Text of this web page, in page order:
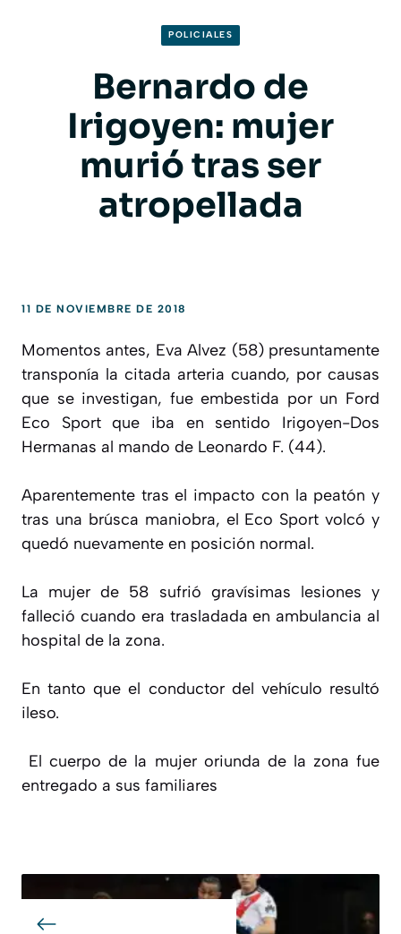
POLICIALES
Bernardo de
Irigoyen: mujer
murió tras ser
atropellada
11 DE NOVIEMBRE DE 2018
Momentos antes, Eva Alvez (58) presuntamente
transponía la citada arteria cuando, por causas
que se investigan, fue embestida por un Ford
Eco Sport que iba en sentido Irigoyen-Dos
Hermanas al mando de Leonardo F. (44).
Aparentemente tras el impacto con la peatón y
tras una brúsca maniobra, el Eco Sport volcó y
quedó nuevamente en posición normal.
La mujer de 58 sufrió gravísimas lesiones y
falleció cuando era trasladada en ambulancia al
hospital de la zona.
En tanto que el conductor del vehículo resultó
ileso.
El cuerpo de la mujer oriunda de la zona fue
entregado a sus familiares